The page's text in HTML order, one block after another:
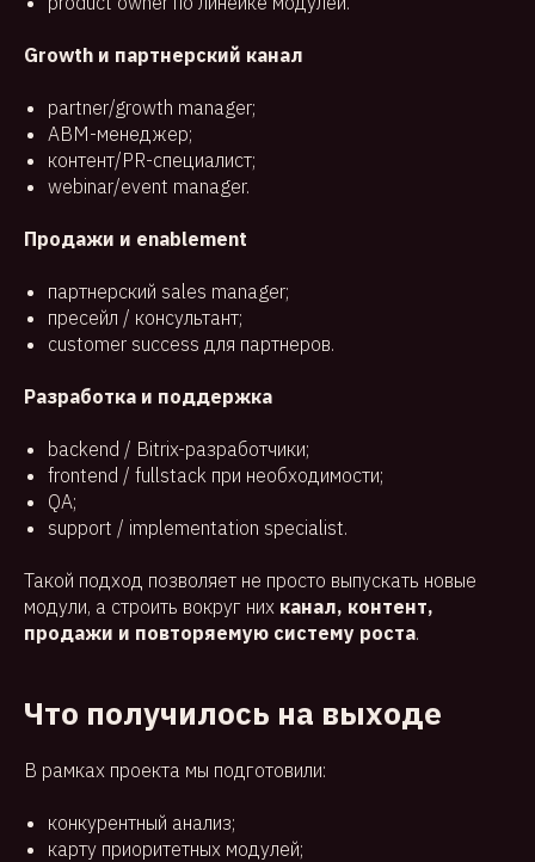
Growth и партнерский канал
partner/growth manager;
ABM-менеджер;
контент/PR-специалист;
webinar/event manager.
Продажи и enablement
партнерский sales manager;
пресейл / консультант;
customer success для партнеров.
Разработка и поддержка
backend / Bitrix-разработчики;
frontend / fullstack при необходимости;
QA;
support / implementation specialist.
Такой подход позволяет не просто выпускать новые
модули, а строить вокруг них канал, контент,
продажи и повторяемую систему роста.
Что получилось на выходе
В рамках проекта мы подготовили:
конкурентный анализ;
карту приоритетных модулей;